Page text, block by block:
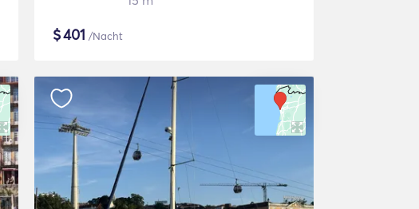
$401 /Nacht